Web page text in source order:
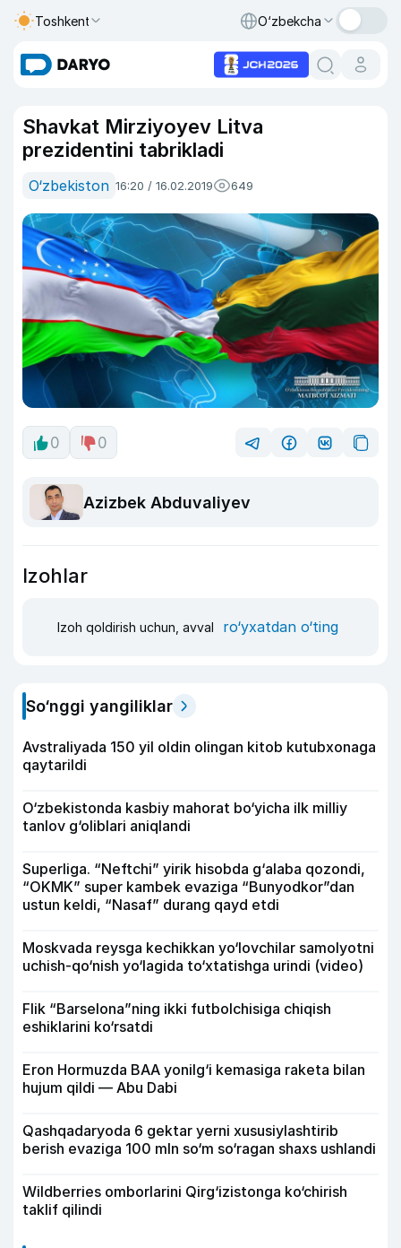
Toshkent O‘zbekcha
Shavkat Mirziyoyev Litva
prezidentini tabrikladi
O‘zbekiston 16:20 / 16.02.2019 649
0 0
Azizbek Abduvaliyev
Izohlar
Izoh qoldirish uchun, avval ro‘yxatdan o‘ting
So‘nggi yangiliklar
Avstraliyada 150 yil oldin olingan kitob kutubxonaga
qaytarildi
O‘zbekistonda kasbiy mahorat bo‘yicha ilk milliy
tanlov g‘oliblari aniqlandi
Superliga. “Neftchi” yirik hisobda g‘alaba qozondi,
“OKMK” super kambek evaziga “Bunyodkor”dan
ustun keldi, “Nasaf” durang qayd etdi
Moskvada reysga kechikkan yo‘lovchilar samolyotni
uchish-qo‘nish yo‘lagida to‘xtatishga urindi (video)
Flik “Barselona”ning ikki futbolchisiga chiqish
eshiklarini ko‘rsatdi
Eron Hormuzda BAA yonilg‘i kemasiga raketa bilan
hujum qildi — Abu Dabi
Qashqadaryoda 6 gektar yerni xususiylashtirib
berish evaziga 100 mln so‘m so‘ragan shaxs ushlandi
Wildberries omborlarini Qirg‘izistonga ko‘chirish
taklif qilindi